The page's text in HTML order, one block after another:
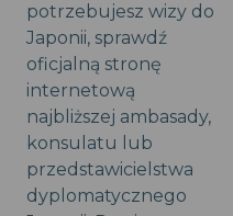
potrzebujesz wizy do
Japonii, sprawdź
oficjalną stronę
internetową
najbliższej ambasady,
konsulatu lub
przedstawicielstwa
dyplomatycznego